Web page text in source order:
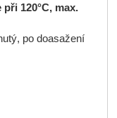
120°C, max.
po doasažení